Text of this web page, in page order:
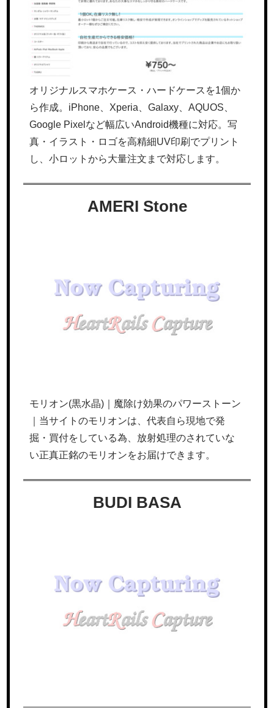
オリジナルスマホケース・ハードケースを1個か
ら作成。iPhone、Xperia、Galaxy、AQUOS、
Google Pixelなど幅広いAndroid機種に対応。写
真・イラスト・ロゴを高精細UV印刷でプリント
し、小ロットから大量注文まで対応します。
AMERI Stone
モリオン(黒水晶)｜魔除け効果のパワーストーン
｜当サイトのモリオンは、代表自ら現地で発
掘・買付をしている為、放射処理のされていな
い正真正銘のモリオンをお届けできます。
BUDI BASA